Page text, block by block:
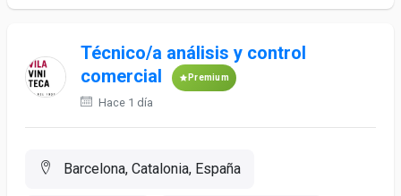
Técnico/a análisis y control
comercial
Premium
Hace 1 día
Barcelona, Catalonia, España